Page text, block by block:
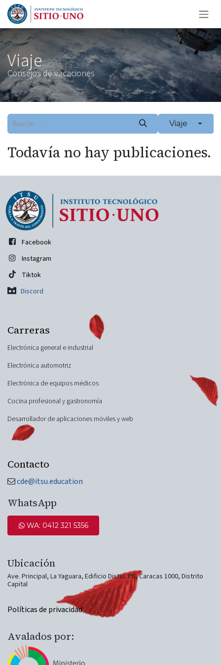
Ir al contenido
Viaje
Consejos de vacaciones
Viaje
Todavía no hay publicaciones.
Carreras
Electrónica general e industrial
Electrónica automotriz
Electrónica de equipos médicos
Cocina profesional y gastronomía
Desarrollador de aplicaciones móviles y web
Facebook
Instagram
Tiktok
Discord
Contacto
cde@itsu.education
WhatsApp
WA: 0412 321 5​​​​356
Ubicación​
Ave. Principal, La Yaguara, Edificio​ Distel. PB, Caracas 1000, Distrito
Capital​
Avalados por:
Políticas de privacidad